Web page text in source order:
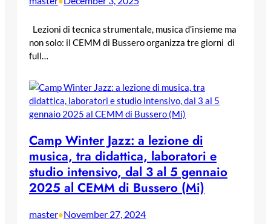
Lezioni di tecnica strumentale, musica d’insieme ma
non solo: il CEMM di Bussero organizza tre giorni di
full…
Camp Winter Jazz: a lezione di
musica, tra didattica, laboratori e
studio intensivo, dal 3 al 5 gennaio
2025 al CEMM di Bussero (Mi)
master•November 27, 2024